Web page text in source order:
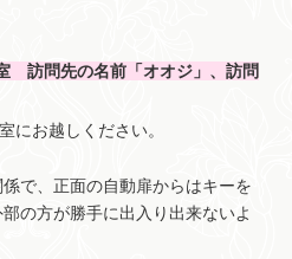
問先の名前「オオジ」、訪問
にお越しください。
係で、正面の自動扉からはキーを
の方が勝手に出入り出来ないよ